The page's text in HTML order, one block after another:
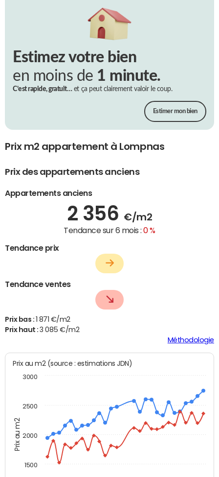
Estimez votre bien
en moins de 1 minute.
C’est rapide, gratuit…et ça peut clairement valoir le coup.
Estimer mon bien
Prix m2 appartement à Lompnas
Prix des appartements anciens
Appartements anciens
2 356 €/m2
Tendance sur 6 mois :0 %
Tendance prix
Tendance ventes
Prix bas : 1 871 €/m2
Prix haut :3 085 €/m2
Méthodologie
Prix au m2
Prix au m2 (source : estimations JDN)
1500
2000
2500
3000